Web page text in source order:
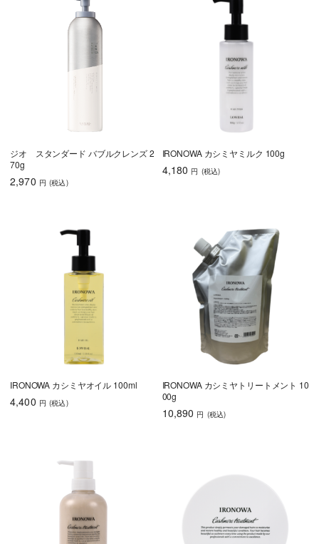
ジオ スタンダード バブルクレンズ 2
70g
2,970 円 (税込)
IRONOWA カシミヤミルク 100g
4,180 円 (税込)
IRONOWA カシミヤオイル 100ml
4,400 円 (税込)
IRONOWA カシミヤトリートメント 10
00g
10,890 円 (税込)